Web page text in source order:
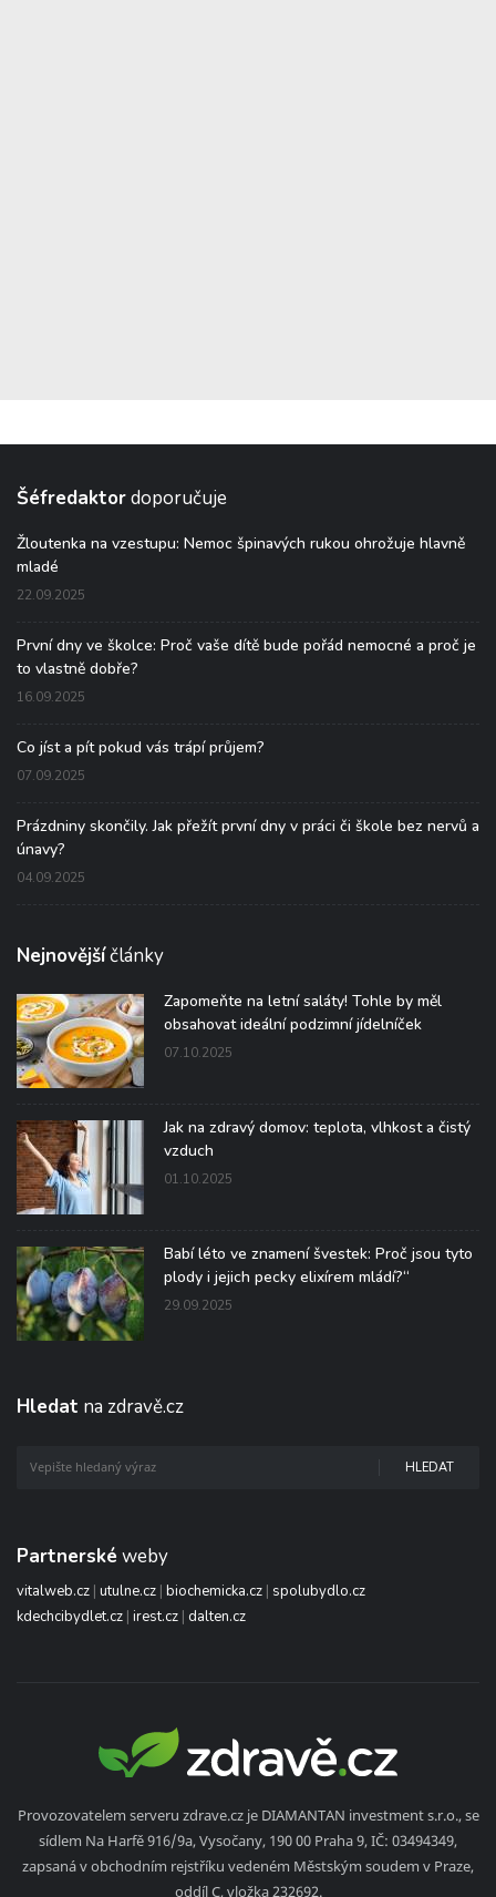
Šéfredaktordoporučuje
Žloutenka na vzestupu: Nemoc špinavých rukou ohrožuje hlavně
mladé
22.09.2025
První dny ve školce: Proč vaše dítě bude pořád nemocné a proč je
to vlastně dobře?
16.09.2025
Co jíst a pít pokud vás trápí průjem?
07.09.2025
Prázdniny skončily. Jak přežít první dny v práci či škole bez nervů a
únavy?
04.09.2025
Nejnovějšíčlánky
Zapomeňte na letní saláty! Tohle by měl
obsahovat ideální podzimní jídelníček
07.10.2025
Jak na zdravý domov: teplota, vlhkost a čistý
vzduch
01.10.2025
Babí léto ve znamení švestek: Proč jsou tyto
plody i jejich pecky elixírem mládí?“
29.09.2025
Hledat na zdravě.cz
HLEDAT
Partnerské weby
vitalweb.cz | utulne.cz | biochemicka.cz | spolubydlo.cz
kdechcibydlet.cz | irest.cz | dalten.cz
Provozovatelem serveru zdrave.cz je DIAMANTAN investment s.r.o., se
sídlem Na Harfě 916/9a, Vysočany, 190 00 Praha 9, IČ: 03494349,
zapsaná v obchodním rejstříku vedeném Městským soudem v Praze,
oddíl C, vložka 232692.